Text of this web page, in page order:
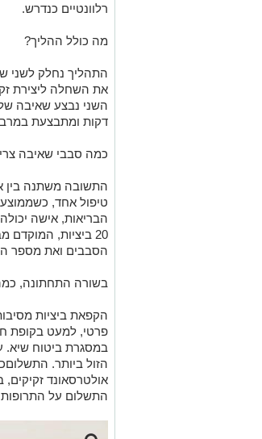
רלוונטיים כנדרש.
מה כולל ההליך?
התהליך נחלק לשני
השני נבצע שאיבה
דקות ומתבצעת
כמה סבבי שאיבה
התשובה משתנה בין
הבריאות, אישה
20 ביציות, המוקדם
הסבבים ואת מספר
בשורה התחתונה,
הקפאת ביציות
פרטי, למעט בקופת
הזול ביותר. התשלום
אולטרסאונד זקיקים,
התשלום על התרופות